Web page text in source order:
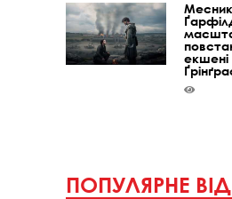
ПОПУЛЯРНЕ